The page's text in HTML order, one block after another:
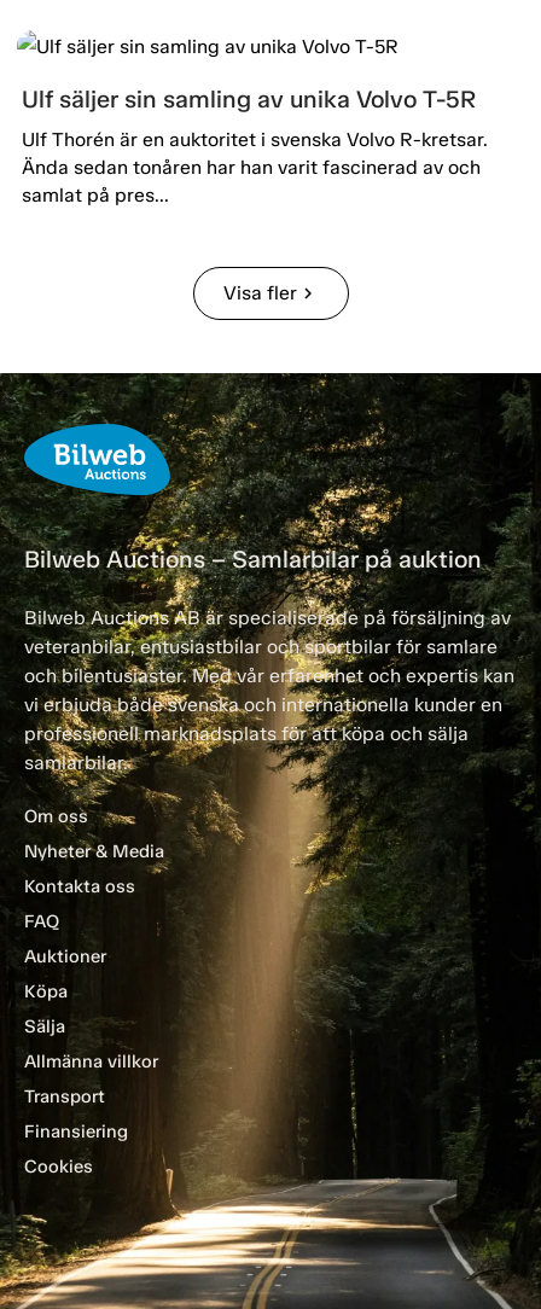
Ulf säljer sin samling av unika Volvo T-5R
Ulf Thorén är en auktoritet i svenska Volvo R-kretsar.
Ända sedan tonåren har han varit fascinerad av och
samlat på pres...
Visa flerchevron_right
Bilweb Auctions – Samlarbilar på auktion
Bilweb Auctions AB är specialiserade på försäljning av
veteranbilar, entusiastbilar och sportbilar för samlare
och bilentusiaster. Med vår erfarenhet och expertis kan
vi erbjuda både svenska och internationella kunder en
professionell marknadsplats för att köpa och sälja
samlarbilar.
Om oss
Nyheter & Media
Kontakta oss
FAQ
Auktioner
Köpa
Sälja
Allmänna villkor
Transport
Finansiering
Cookies